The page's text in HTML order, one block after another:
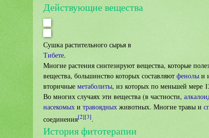
Действующие вещества
Сушка растительного сырья в
Тибете.
Многие растения синтезируют вещества, которые
вещества, большинство которых составляют фенолы и
вторичные метаболиты, из которых по меньшей мере
Во многих случаях эти вещества (в частности,
насекомых и травоядных животных. Многие травы и
соединения[2][3].
История фитотерапии